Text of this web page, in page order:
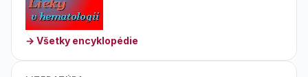
→ Všetky encyklopédie